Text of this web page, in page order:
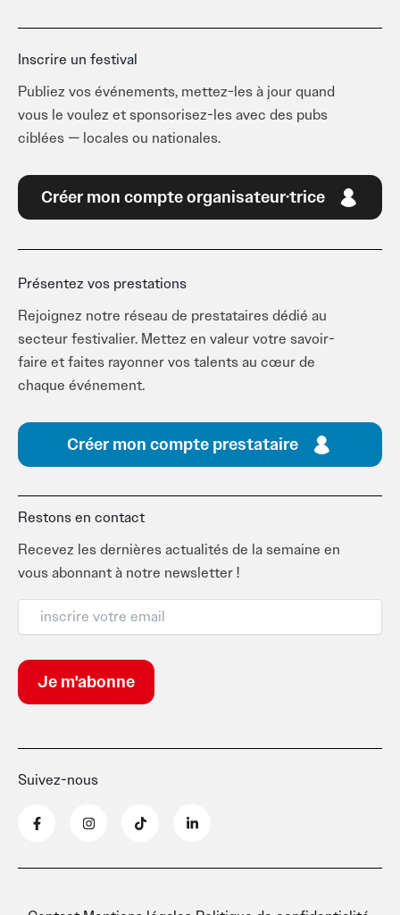
Inscrire un festival
Publiez vos événements, mettez-les à jour quand
vous le voulez et sponsorisez-les avec des pubs
ciblées — locales ou nationales.
Créer mon compte organisateur·trice
Présentez vos prestations
Rejoignez notre réseau de prestataires dédié au
secteur festivalier. Mettez en valeur votre savoir-
faire et faites rayonner vos talents au cœur de
chaque événement.
Créer mon compte prestataire
Restons en contact
Recevez les dernières actualités de la semaine en
vous abonnant à notre newsletter !
Suivez-nous
a
b
n
a
i
o
i
e